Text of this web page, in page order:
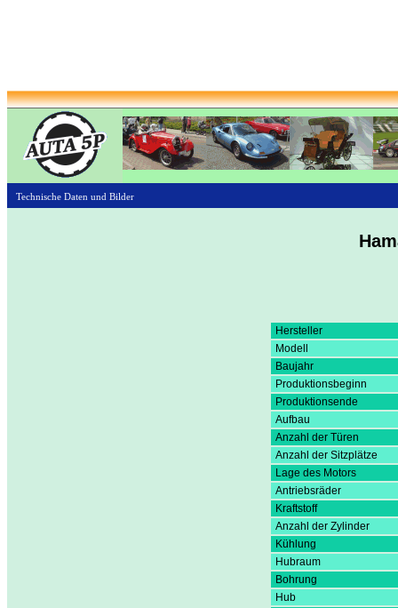
Technische Daten und Bilder
Hersteller
Modell
Baujahr
Produktionsbeginn
Produktionsende
Aufbau
Anzahl der Türen
Anzahl der Sitzplätze
Lage des Motors
Antriebsräder
Kraftstoff
Anzahl der Zylinder
Kühlung
Hubraum
Bohrung
Hub